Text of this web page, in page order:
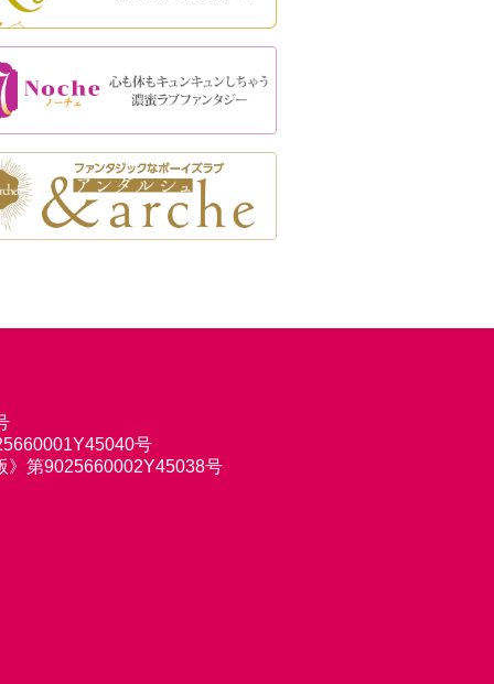
号
第9025660002Y45038号